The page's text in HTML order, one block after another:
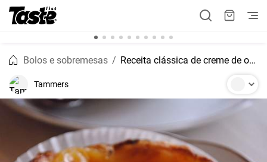
Bolos e sobremesas Receita clássica de creme de ovos cozidos
Tammers